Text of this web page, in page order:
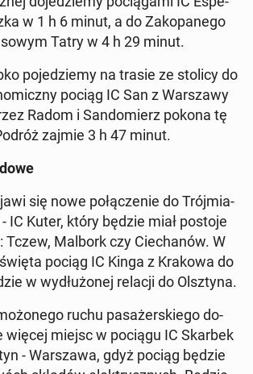
w 1 h 6 minut, a do Za­ko­pa­ne­go
Tatry w 4 h 29 minut.
po­je­dzie­my na trasie ze stolicy do
pociąg IC San z War­sza­wy
Radom i San­do­mierz pokona tę
zajmie 3 h 47 minut.
się nowe po­łą­cze­nie do Trój­mia­
IC Kuter, który będzie miał postoje
Tczew, Malbork czy Cie­cha­nów. W
pociąg IC Kinga z Krakowa do
w wy­dłu­żo­nej relacji do Olsz­ty­na.
ruchu pa­sa­żer­skie­go do­
więcej miejsc w pociągu IC Skarbek
- War­sza­wa, gdyż pociąg będzie